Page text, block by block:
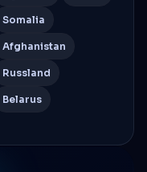
Somalia
Afghanistan
Russland
Belarus